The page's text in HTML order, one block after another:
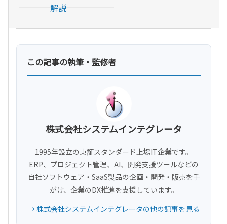
解説
この記事の執筆・監修者
株式会社システムインテグレータ
1995年設立の東証スタンダード上場IT企業です。
ERP、プロジェクト管理、AI、開発支援ツールなどの
自社ソフトウェア・SaaS製品の企画・開発・販売を手
がけ、企業のDX推進を支援しています。
→ 株式会社システムインテグレータの他の記事を見る